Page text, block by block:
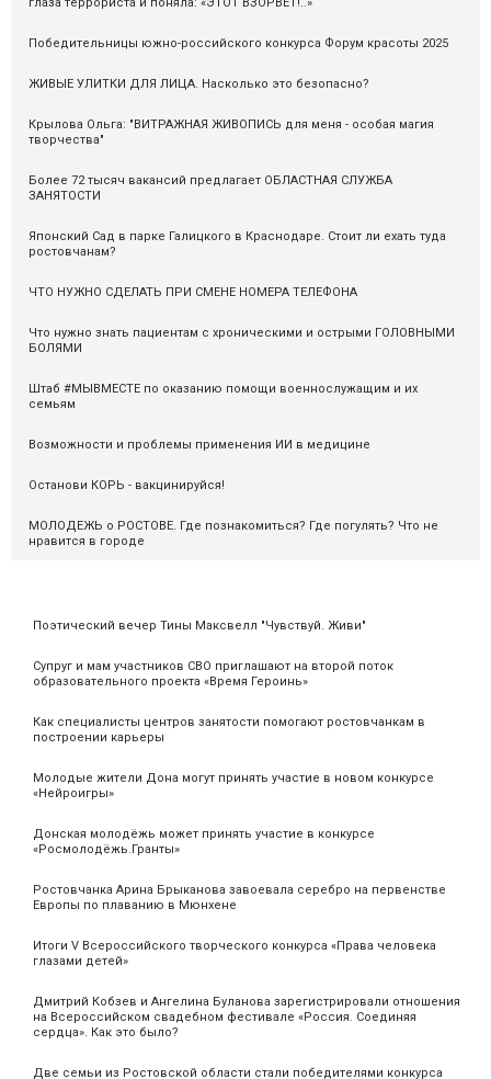
Поэтический вечер Тины Максвелл "Чувствуй. Живи"
Супруг и мам участников СВО приглашают на второй поток
образовательного проекта «Время Героинь»
Как специалисты центров занятости помогают ростовчанкам в
построении карьеры
Молодые жители Дона могут принять участие в новом конкурсе
«Нейроигры»
Донская молодёжь может принять участие в конкурсе
«Росмолодёжь.Гранты»
Ростовчанка Арина Брыканова завоевала серебро на первенстве
Европы по плаванию в Мюнхене
Итоги V Всероссийского творческого конкурса «Права человека
глазами детей»
Дмитрий Кобзев и Ангелина Буланова зарегистрировали отношения
на Всероссийском свадебном фестивале «Россия. Соединяя
сердца». Как это было?
Две семьи из Ростовской области стали победителями конкурса
Победительницы южно-российского конкурса Форум красоты 2025
ЖИВЫЕ УЛИТКИ ДЛЯ ЛИЦА. Насколько это безопасно?
Крылова Ольга: "ВИТРАЖНАЯ ЖИВОПИСЬ для меня - особая магия
творчества"
Более 72 тысяч вакансий предлагает ОБЛАСТНАЯ СЛУЖБА
ЗАНЯТОСТИ
Японский Сад в парке Галицкого в Краснодаре. Стоит ли ехать туда
ростовчанам?
ЧТО НУЖНО СДЕЛАТЬ ПРИ СМЕНЕ НОМЕРА ТЕЛЕФОНА
Что нужно знать пациентам с хроническими и острыми ГОЛОВНЫМИ
БОЛЯМИ
Штаб #МЫВМЕСТЕ по оказанию помощи военнослужащим и их
семьям
Возможности и проблемы применения ИИ в медицине
Останови КОРЬ - вакцинируйся!
МОЛОДЕЖЬ о РОСТОВЕ. Где познакомиться? Где погулять? Что не
нравится в городе